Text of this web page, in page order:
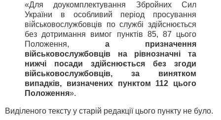
«Для доукомплектування Збройних Сил
України в особливий період просування
військовослужбовців по службі здійснюється
без дотримання вимог пунктів 85, 87 цього
Положення, а призначення
військовослужбовців на рівнозначні та
нижчі посади здійснюється без згоди
військовослужбовців, за винятком
випадків, визначених пунктом 112 цього
Положення».
Виділеного тексту у старій редакції цього пункту не було.